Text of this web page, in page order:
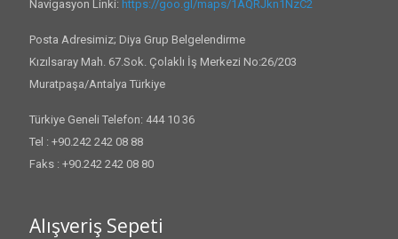
Navigasyon Linki: https://goo.gl/maps/1AQRJkn1NzC2
Posta Adresimiz; Diya Grup Belgelendirme
Kızılsaray Mah. 67.Sok. Çolaklı İş Merkezi No:26/203
Muratpaşa/Antalya Türkiye
Türkiye Geneli Telefon: 444 10 36
Tel : +90.242 242 08 88
Faks : +90.242 242 08 80
Alışveriş Sepeti